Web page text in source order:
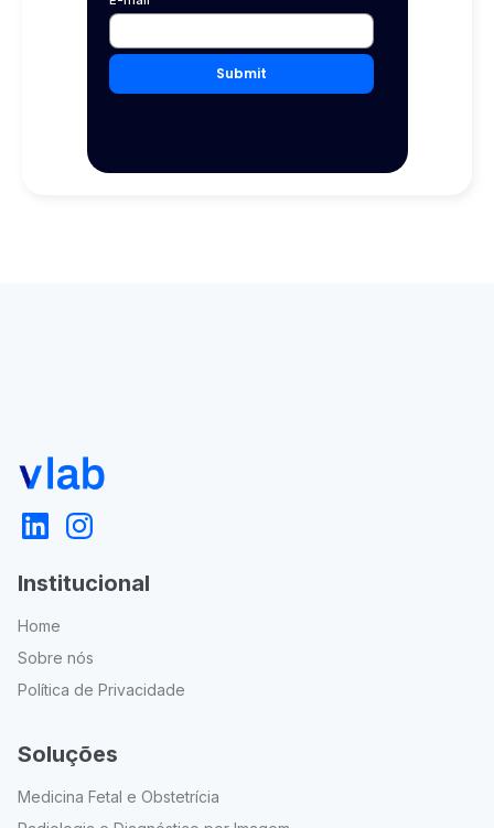
Submit
Institucional
Home
Sobre nós
Política de Privacidade
Soluções
Medicina Fetal e Obstetrícia